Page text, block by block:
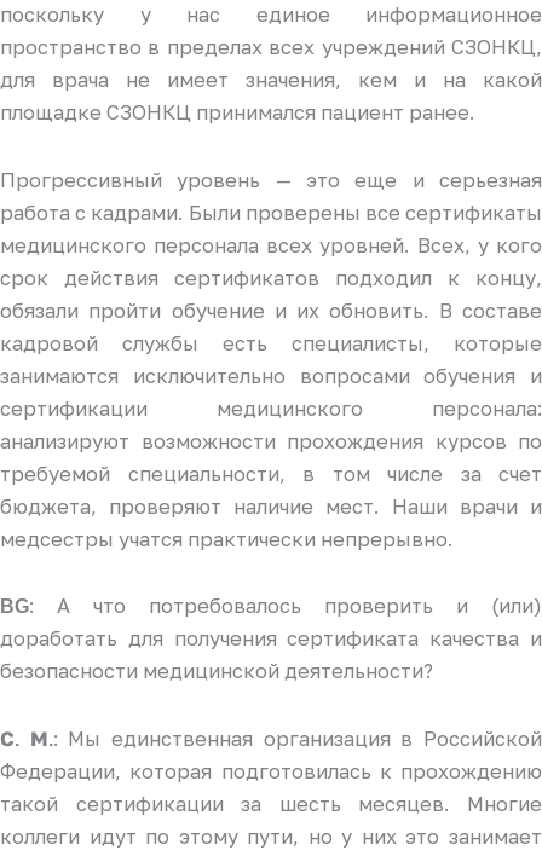
поскольку у нас единое информационное
пространство в пределах всех учреждений СЗОНКЦ,
для врача не имеет значения, кем и на какой
площадке СЗОНКЦ принимался пациент ранее.
Прогрессивный уровень — это еще и серьезная
работа с кадрами. Были проверены все сертификаты
медицинского персонала всех уровней. Всех, у кого
срок действия сертификатов подходил к концу,
обязали пройти обучение и их обновить. В составе
кадровой службы есть специалисты, которые
занимаются исключительно вопросами обучения и
сертификации медицинского персонала:
анализируют возможности прохождения курсов по
требуемой специальности, в том числе за счет
бюджета, проверяют наличие мест. Наши врачи и
медсестры учатся практически непрерывно.
BG: А что потребовалось проверить и (или)
доработать для получения сертификата качества и
безопасности медицинской деятельности?
С. М.: Мы единственная организация в Российской
Федерации, которая подготовилась к прохождению
такой сертификации за шесть месяцев. Многие
коллеги идут по этому пути, но у них это занимает